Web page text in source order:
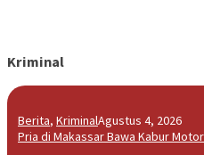
Kriminal
Berita, KriminalAgustus 4, 2026
Pria di Makassar Bawa Kabur